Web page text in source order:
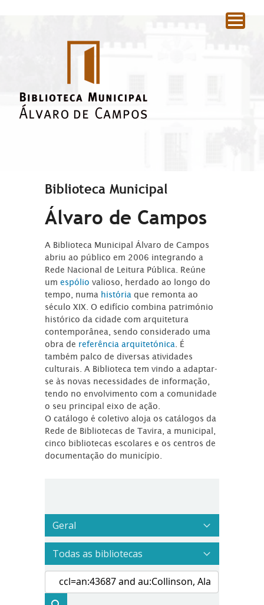
Biblioteca Municipal
Álvaro de Campos
A Biblioteca Municipal Álvaro de Campos
abriu ao público em 2006 integrando a
Rede Nacional de Leitura Pública. Reúne
umespóliovalioso, herdado ao longo do
tempo, numa história que remonta ao
século XIX. O edifício combina património
histórico da cidade com arquitetura
contemporânea, sendo considerado uma
obra de referência arquitetónica . É
também palco de diversas atividades
culturais. A Biblioteca tem vindo a adaptar-
se às novas necessidades de informação,
tendo no envolvimento com a comunidade
o seu principal eixo de ação.
O catálogo é coletivo aloja os catálogos da
Rede de Bibliotecas de Tavira, a municipal,
cinco bibliotecas escolares e os centros de
documentação do município.